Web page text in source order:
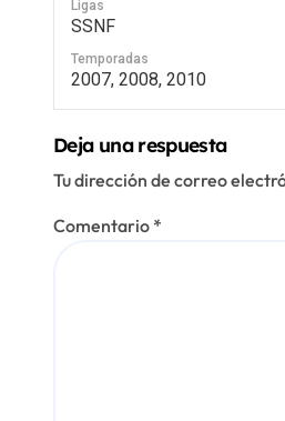
Ligas
SSNF
Temporadas
2007, 2008, 2010
Deja una respuesta
Tu dirección de correo
Comentario *